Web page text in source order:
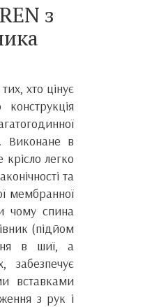
з
хто цінує
Виконане в
легко
та
мембранної
чому спина
(підйом
в шиї, а
вставками
з рук і